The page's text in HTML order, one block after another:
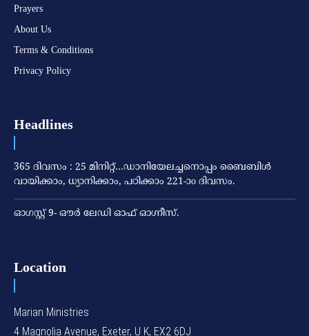
Prayers
About Us
Terms & Conditions
Privacy Policy
Headlines
365 ദിവസം : 25 മിനിറ്റ്…ഡാനിയേലച്ചനൊപ്പം ബൈബിൾ
വായിക്കാം, ധ്യാനിക്കാം, പഠിക്കാം 221-ാo ദിവസം.
ഓഗസ്റ്റ് 9- ഔര്‍ ലേഡി ഓഫ് ഓഗ്നീസ്.
Location
Marian Ministries
4 Magnolia Avenue, Exeter, U K, EX2 6DJ